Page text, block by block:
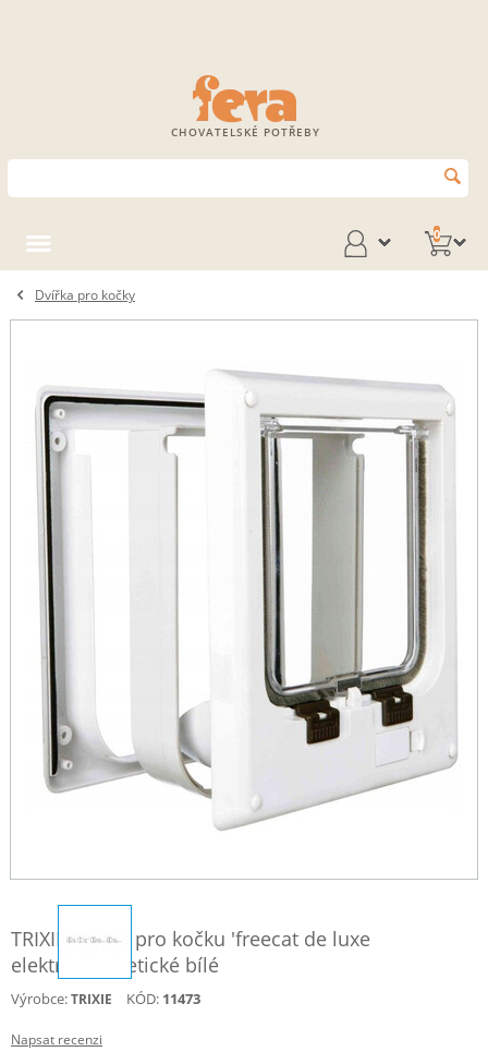
CHOVATELSKÉ POTŘEBY
0
Dvířka pro kočky
TRIXIE Dvířka pro kočku 'freecat de luxe
elektromagnetické bílé
Výrobce:TRIXIE KÓD: 11473
Napsat recenzi